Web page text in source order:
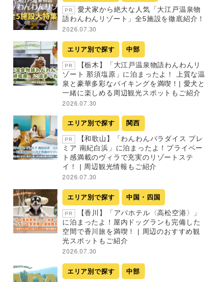
PR
愛犬家から絶大な人気「大江戸温泉物
語わんわんリゾート」全5施設を徹底紹介！
2026.07.30
エリア別で探す 中部
PR
【栃木】「大江戸温泉物語わんわんリ
ゾート 那須塩原」に泊まったよ！ 上質な温
泉と豪華多彩なバイキングを満喫！| 愛犬と
一緒に楽しめる周辺観光スポットもご紹介
2026.07.30
エリア別で探す 関西
PR
【和歌山】「わんわんパラダイス プレ
ミア 南紀白浜」に泊まったよ！プライベー
ト感満載のヴィラで充実のリゾートステ
イ！ | 周辺観光情報もご紹介
2026.07.30
エリア別で探す 中国・四国
PR
【香川】「アパホテル〈高松空港〉」
に泊まったよ！屋内ドッグランも完備した
空間で香川旅を満喫！ | 周辺のおすすめ観
光スポットもご紹介
2026.07.30
エリア別で探す 中部